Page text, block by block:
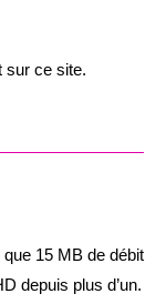
sur ce site.
que 15 MB de débit
depuis plus d’un.